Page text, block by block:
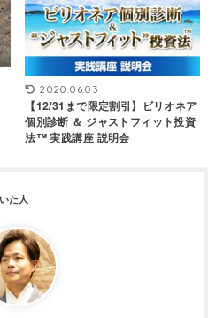
2020.06.03
【12/31まで限定割引】ビリオネア
個別診断 ＆ ジャストフィット投資
法™ 実践講座 説明会